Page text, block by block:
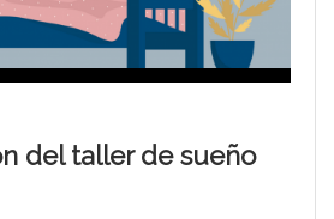
del taller de sueño